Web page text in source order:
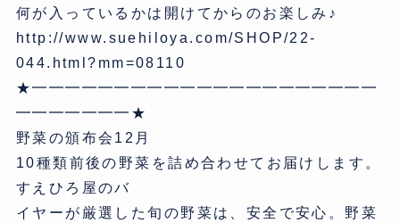
何が入っているかは開けてからのお楽しみ♪
http://www.suehiloya.com/SHOP/22-
044.html?mm=08110
★━━━━━━━━━━━━━━━━━━━━━
━━━━━━━★
野菜の頒布会12月
10種類前後の野菜を詰め合わせてお届けします。
すえひろ屋のバ
イヤーが厳選した旬の野菜は、安全で安心。野菜